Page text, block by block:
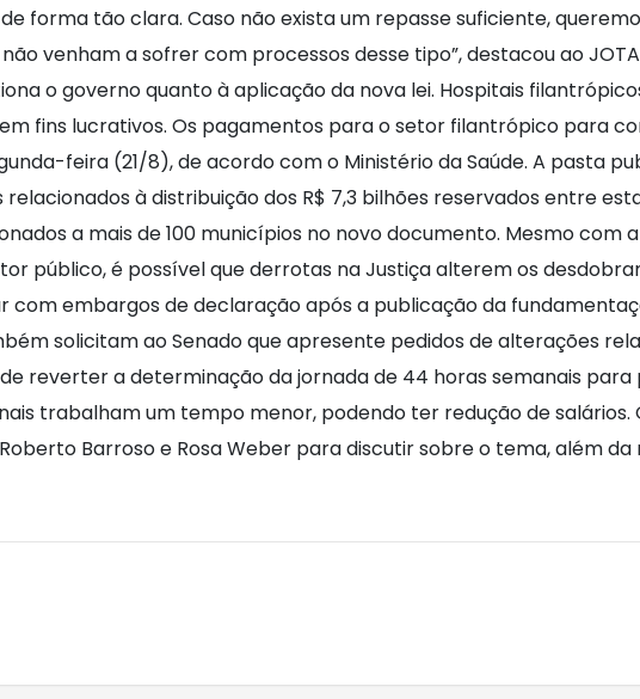
forma tão clara. Caso não exista um repasse suficiente,
venham a sofrer com processos desse tipo”, destacou ao
o governo quanto à aplicação da nova lei. Hospitais
fins lucrativos. Os pagamentos para o setor filantrópico para
feira (21/8), de acordo com o Ministério da Saúde. A pasta
à distribuição dos R$ 7,3 bilhões reservados entre
a mais de 100 municípios no novo documento. Mesmo com
público, é possível que derrotas na Justiça alterem os
com embargos de declaração após a publicação da
solicitam ao Senado que apresente pedidos de alterações
reverter a determinação da jornada de 44 horas semanais para
trabalham um tempo menor, podendo ter redução de
Barroso e Rosa Weber para discutir sobre o tema, além